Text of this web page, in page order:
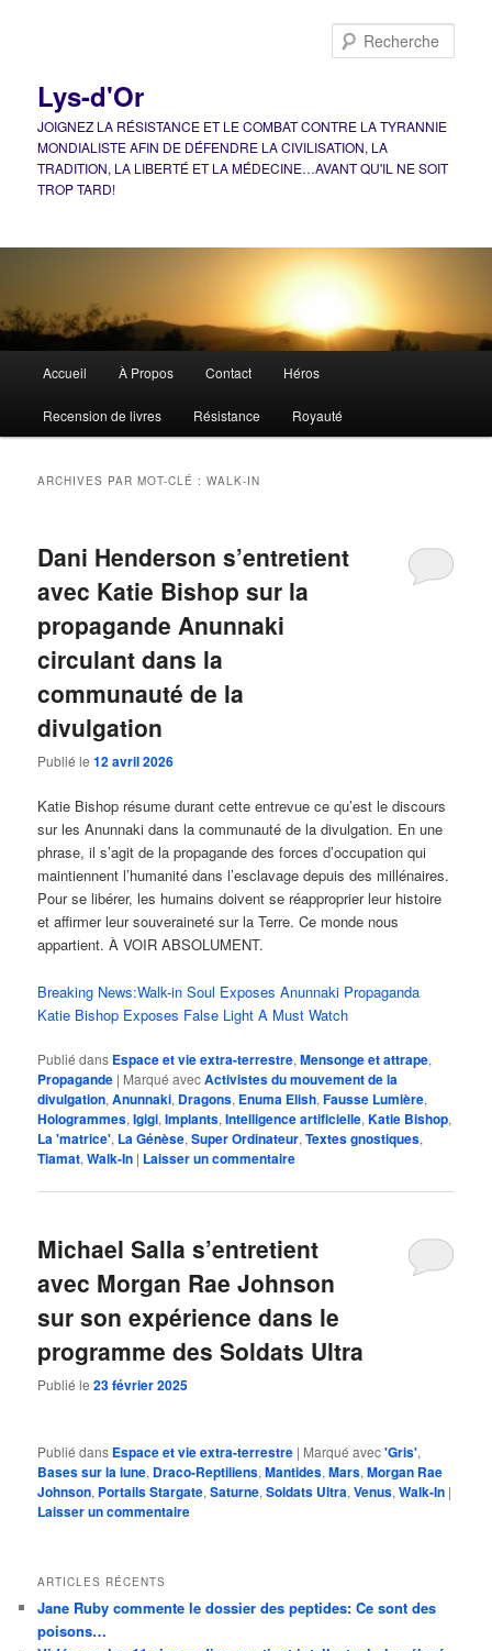
Lys-d'Or
JOIGNEZ LA RÉSISTANCE ET LE COMBAT CONTRE LA TYRANNIE
MONDIALISTE AFIN DE DÉFENDRE LA CIVILISATION, LA
TRADITION, LA LIBERTÉ ET LA MÉDECINE…AVANT QU'IL NE SOIT
TROP TARD!
principal
Accueil À Propos Contact Héros
Recension de livres Résistance Royauté
ARCHIVES PAR MOT-CLÉ :WALK-IN
Dani Henderson s’entretient
avec Katie Bishop sur la
propagande Anunnaki
circulant dans la
communauté de la
divulgation
Publié le12 avril 2026
Katie Bishop résume durant cette entrevue ce qu’est le discours
sur les Anunnaki dans la communauté de la divulgation. En une
phrase, il s’agit de la propagande des forces d’occupation qui
maintiennent l’humanité dans l’esclavage depuis des millénaires.
Pour se libérer, les humains doivent se réapproprier leur histoire
et affirmer leur souveraineté sur la Terre. Ce monde nous
appartient. À VOIR ABSOLUMENT.
Breaking News:Walk-in Soul Exposes Anunnaki Propaganda
Katie Bishop Exposes False Light A Must Watch
Publié dans Espace et vie extra-terrestre,Mensonge et attrape,
Propagande | Marqué avecActivistes du mouvement de la
divulgation,Anunnaki, Dragons, Enuma Elish,Fausse Lumière,
Hologrammes,Igigi,Implants,Intelligence artificielle,Katie Bishop,
La 'matrice', La Génèse,Super Ordinateur,Textes gnostiques,
Tiamat,Walk-In | Laisser un commentaire
Michael Salla s’entretient
avec Morgan Rae Johnson
sur son expérience dans le
programme des Soldats Ultra
Publié le23 février 2025
Publié dans Espace et vie extra-terrestre | Marqué avec'Gris',
Bases sur la lune, Draco-Reptiliens,Mantides,Mars,Morgan Rae
Johnson, Portails Stargate,Saturne,Soldats Ultra,Venus,Walk-In |
Laisser un commentaire
ARTICLES RÉCENTS
Jane Ruby commente le dossier des peptides: Ce sont des
poisons…